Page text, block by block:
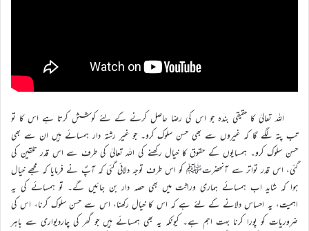
اللہ تعالیٰ کا حقیقی بندہ جو اس کی رضا حاصل کرنے کے لئے کوشش کرتا ہے اس کا تو
تب پتہ لگے گا کہ غیروں سے بھی حسن سلوک کرو۔ جو غیر رشتہ دار ہمسائے ہیں ان سے بھی
حسن سلوک کرو۔ ہمسایوں کے حقوق کا خیال رکھنے کی اللہ تعالیٰ کی طرف سے اس قدر تلقین کی
گئی، اس قدر تواتر سے آنحضرتﷺ کو اس طرف توجہ دلائی گئی کہ آپؐ نے فرمایا کہ مجھے خیال
ہوا کہ شاید اب ہمسائے ہماری وراثت میں بھی حصہ دار بن جائیں گے۔ تو ہمسائے کی یہ
اہمیت، یہ احساس دلانے کے لئے ہے کہ اس کا خیال رکھنا، اس سے حسن سلوک کرنا، اس کی
ضروریات کو پورا کرنا بہت اہم ہے۔ کیونکہ یہ بھی ہمسائے ہیں جو گھر کی چاردیواری سے باہر